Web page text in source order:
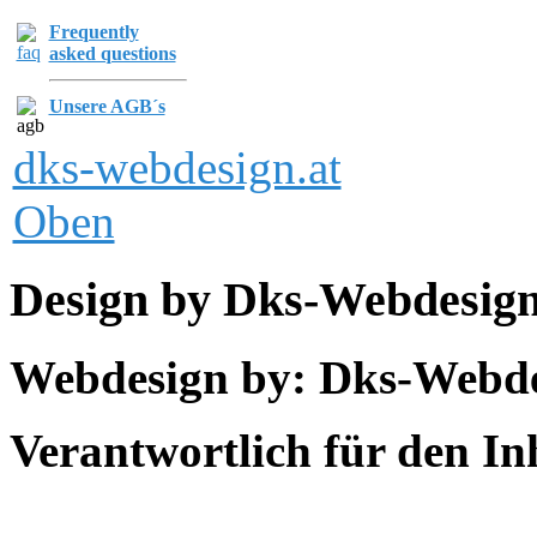
Frequently
asked questions
Unsere AGB´s
dks-webdesign.at
Oben
Design by Dks-
Webdesign by: Dks-
Verantwortlich für den